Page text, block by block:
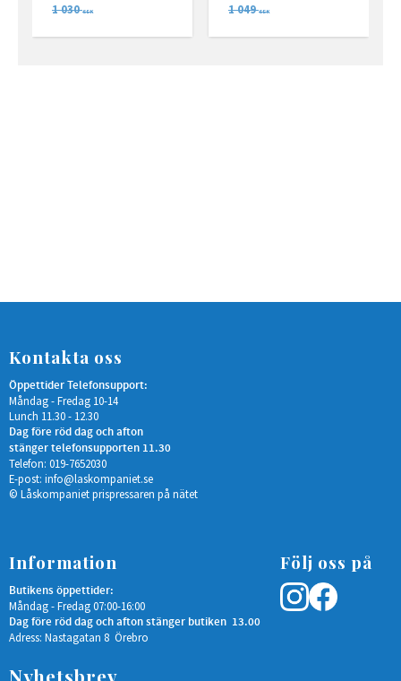
1 030 SEK
1 049 SEK
Kontakta oss
Öppettider Telefonsupport:
Måndag - Fredag 10-14
Lunch 11.30 - 12.30
Dag före röd dag och afton
stänger telefonsupporten 11.30
Telefon: 019-7652030
E-post: info@laskompaniet.se
© Låskompaniet prispressaren på nätet
Information
Butikens öppettider:
Måndag - Fredag 07:00-16:00
Dag före röd dag och afton stänger butiken 13.00
Adress: Nastagatan 8 Örebro
Följ oss på
Nyhetsbrev